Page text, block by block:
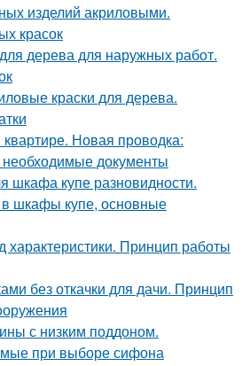
изделий акриловыми.
красок
дерева для наружных работ.
краски для дерева.
Новая проводка:
документы
шкафа купе разновидности.
шкафы купе, основные
характеристики. Принцип работы
без откачки для дачи. Принцип
с низким поддоном.
при выборе сифона